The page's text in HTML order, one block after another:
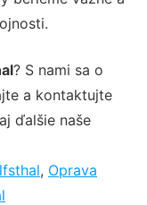
? S nami sa o
a kontaktujte
ďalšie naše
, Oprava